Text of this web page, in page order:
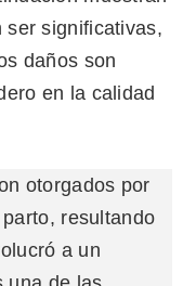
ser significativas,
daños son
en la calidad
otorgados por
resultando
a un